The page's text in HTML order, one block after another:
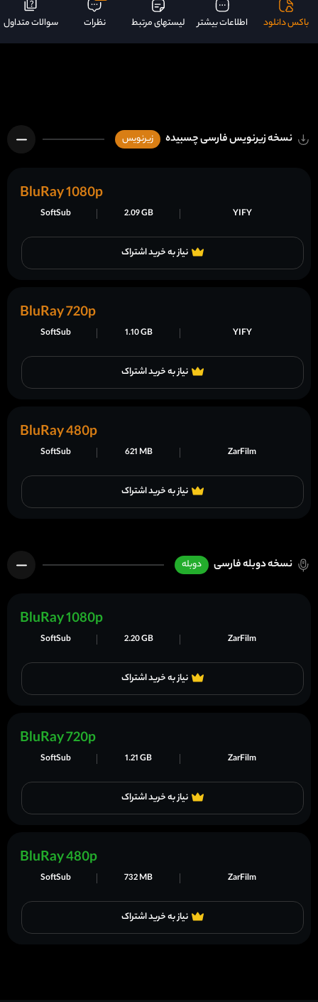
باکس دانلود اطلاعات بیشتر لیستهای مرتبط نظرات سوالات متداول
نسخه زیرنویس فارسی چسبیده زیرنویس
نیاز به خرید اشتراک
YIFY
2.09 GB
SoftSub
BluRay 1080p
نیاز به خرید اشتراک
YIFY
1.10 GB
SoftSub
BluRay 720p
نیاز به خرید اشتراک
ZarFilm
621 MB
SoftSub
BluRay 480p
نسخه دوبله فارسی دوبله
نیاز به خرید اشتراک
ZarFilm
2.20 GB
SoftSub
BluRay 1080p
نیاز به خرید اشتراک
ZarFilm
1.21 GB
SoftSub
BluRay 720p
نیاز به خرید اشتراک
ZarFilm
732 MB
SoftSub
BluRay 480p